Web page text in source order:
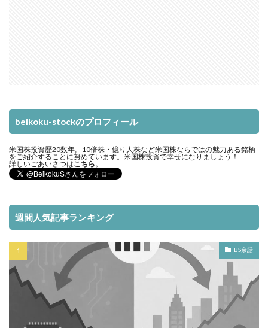
beikoku-stockのプロフィール
米国株投資歴20数年。10倍株・億り人株など米国株ならではの魅力ある銘柄
をご紹介することに努めています。米国株投資で幸せになりましょう！
詳しいごあいさつはこちら 。
週間人気記事ランキング
BS余話